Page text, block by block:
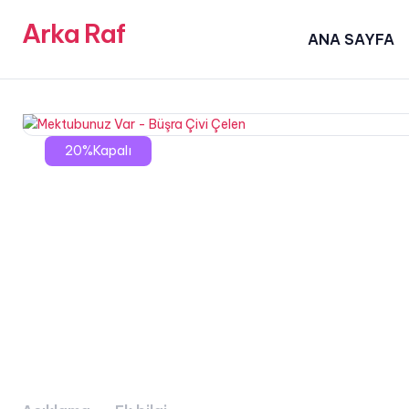
Arka Raf ANA SAYFA
20%Kapalı